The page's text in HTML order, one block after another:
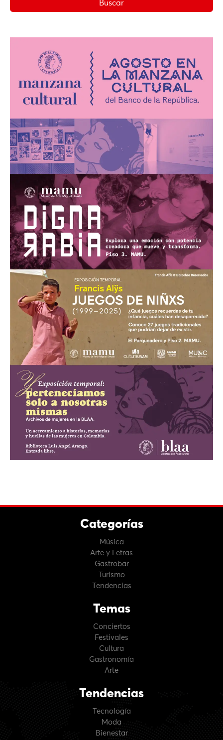
Categorías
Música
Arte y Letras
Gastrobar
Turismo
Tendencias
Temas
Conciertos
Festivales
Cultura
Gastronomía
Arte
Tendencias
Tecnología
Moda
Bienestar